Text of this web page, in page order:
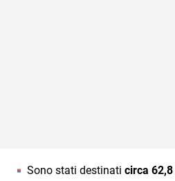
Sono stati destinati circa